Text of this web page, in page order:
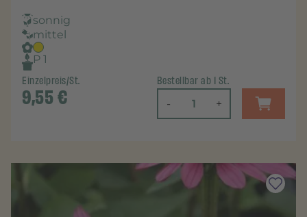
sonnig
mittel
P 1
Einzelpreis/St.
9,55€
Bestellbar ab 1 St.
- +